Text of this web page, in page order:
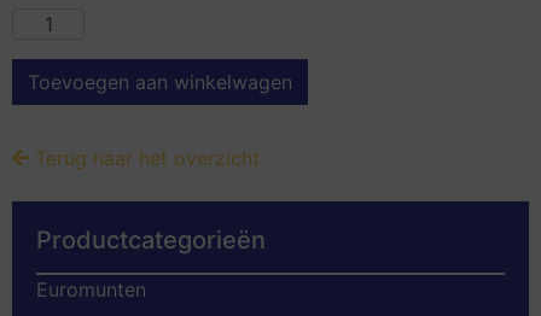
Toevoegen aan winkelwagen
Terug naar het overzicht
Productcategorieën
Euromunten